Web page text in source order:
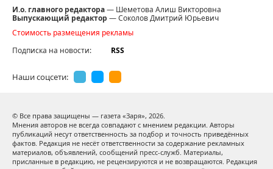
И.о. главного редактора— Шеметова Алиш Викторовна
Выпускающий редактор — Соколов Дмитрий Юрьевич
Стоимость размещения рекламы
Подписка на новости:
RSS
Наши соцсети:
© Все права защищены — газета «Заря», 2026.
Мнения авторов не всегда совпадают с мнением редакции. Авторы
публикаций несут ответственность за подбор и точность приведённых
фактов. Редакция не несёт ответственности за содержание рекламных
материалов, объявлений, сообщений пресс-служб. Материалы,
присланные в редакцию, не рецензируются и не возвращаются. Редакция